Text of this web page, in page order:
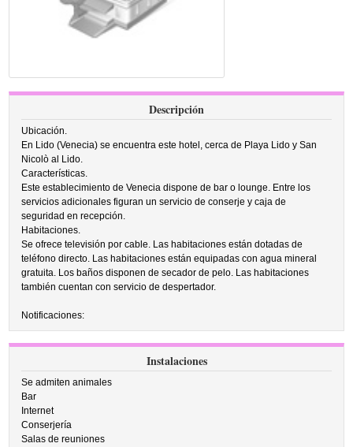
Descripción
Ubicación.
En Lido (Venecia) se encuentra este hotel, cerca de Playa Lido y San
Nicolò al Lido.
Características.
Este establecimiento de Venecia dispone de bar o lounge. Entre los
servicios adicionales figuran un servicio de conserje y caja de
seguridad en recepción.
Habitaciones.
Se ofrece televisión por cable. Las habitaciones están dotadas de
teléfono directo. Las habitaciones están equipadas con agua mineral
gratuita. Los baños disponen de secador de pelo. Las habitaciones
también cuentan con servicio de despertador.
Notificaciones:
Instalaciones
Se admiten animales
Bar
Internet
Conserjería
Salas de reuniones